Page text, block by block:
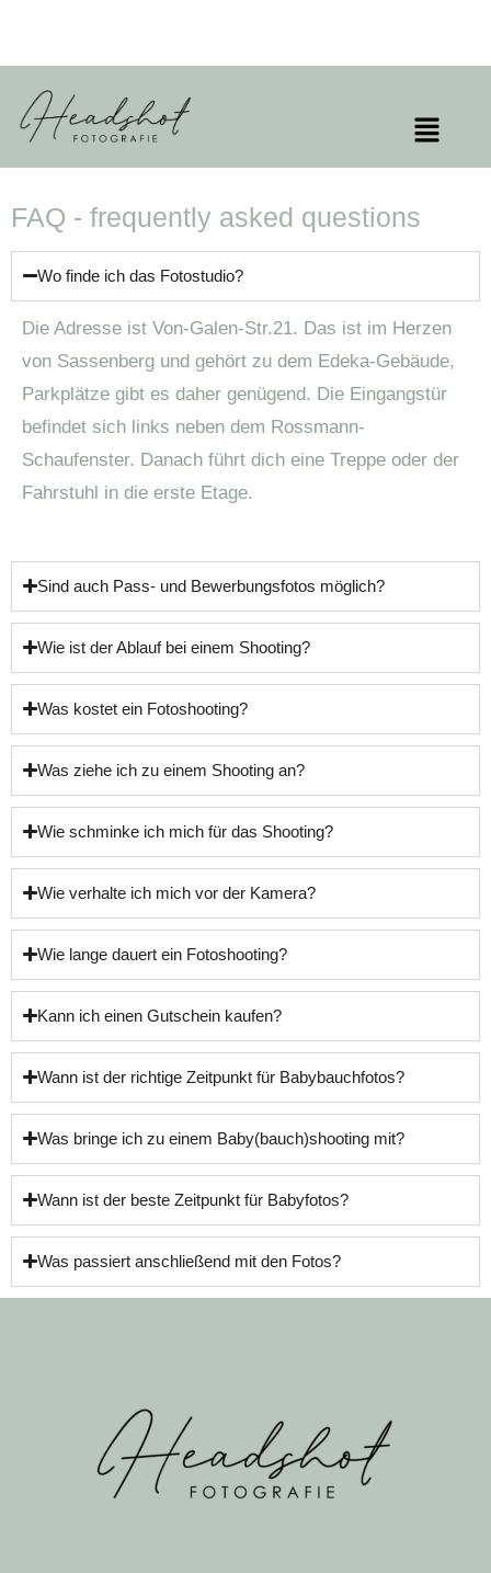
springen
Menü
FAQ - frequently asked questions
Wo finde ich das Fotostudio?
Die Adresse ist Von-Galen-Str.21. Das ist im Herzen
von Sassenberg und gehört zu dem Edeka-Gebäude,
Parkplätze gibt es daher genügend. Die Eingangstür
befindet sich links neben dem Rossmann-
Schaufenster. Danach führt dich eine Treppe oder der
Fahrstuhl in die erste Etage.
Sind auch Pass- und Bewerbungsfotos möglich?
Wie ist der Ablauf bei einem Shooting?
Was kostet ein Fotoshooting?
Was ziehe ich zu einem Shooting an?
Wie schminke ich mich für das Shooting?
Wie verhalte ich mich vor der Kamera?
Wie lange dauert ein Fotoshooting?
Kann ich einen Gutschein kaufen?
Wann ist der richtige Zeitpunkt für Babybauchfotos?
Was bringe ich zu einem Baby(bauch)shooting mit?
Wann ist der beste Zeitpunkt für Babyfotos?
Was passiert anschließend mit den Fotos?